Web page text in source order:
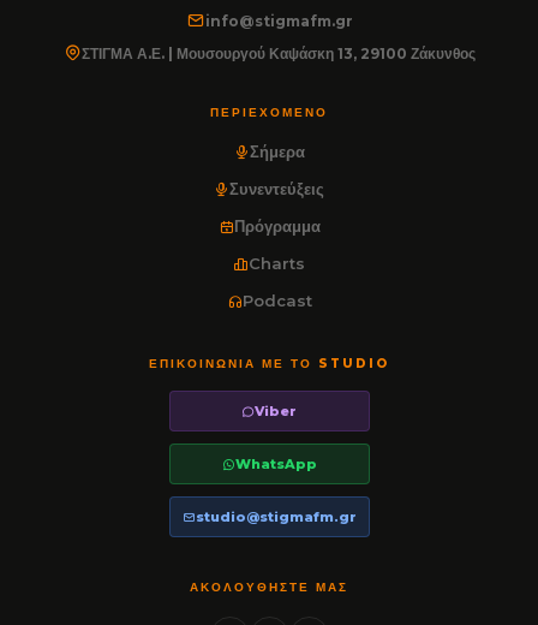
info@stigmafm.gr
ΣΤΙΓΜΑ Α.Ε. | Μουσουργού Καψάσκη 13, 29100 Ζάκυνθος
ΠΕΡΙΕΧΌΜΕΝΟ
Σήμερα
Συνεντεύξεις
Πρόγραμμα
Charts
Podcast
ΕΠΙΚΟΙΝΩΝΊΑ ΜΕ ΤΟ STUDIO
Viber
WhatsApp
studio@stigmafm.gr
ΑΚΟΛΟΥΘΉΣΤΕ ΜΑΣ